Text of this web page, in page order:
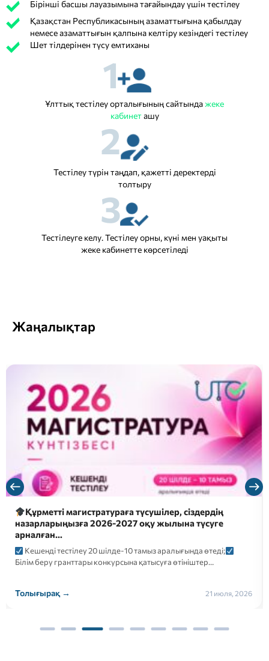
Бірінші басшы лауазымына тағайындау үшін тестілеу
Қазақстан Республикасының азаматтығына қабылдау
немесе азаматтығын қалпына келтіру кезіндегі тестілеу
Шет тілдерінен түсу емтиханы
1
Ұлттық тестілеу орталығының сайтындажеке
кабинеташу
2
Тестілеу түрін таңдап, қажетті деректерді
толтыру
3
Тестілеуге келу. Тестілеу орны, күні мен уақыты
жеке кабинетте көрсетіледі
Жаңалықтар
Құрметті магистратураға түсушілер, сіздердің
назарларыңызға 2026-2027 оқу жылына түсуге
арналған…
Кешенді тестілеу 20 шілде-10 тамыз аралығында өтеді;
Білім беру гранттары конкурсына қатысуға өтініштер…
Толығырақ → 21 июля, 2026